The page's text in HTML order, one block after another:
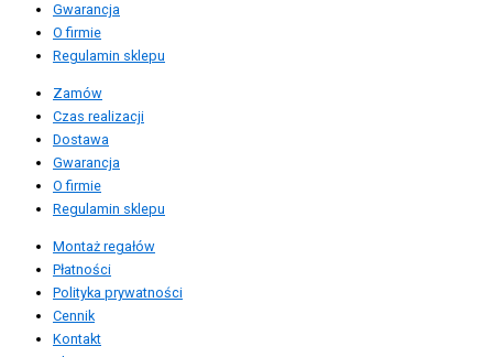
Gwarancja
O firmie
Regulamin sklepu
Zamów
Czas realizacji
Dostawa
Gwarancja
O firmie
Regulamin sklepu
Montaż regałów
Płatności
Polityka prywatności
Cennik
Kontakt